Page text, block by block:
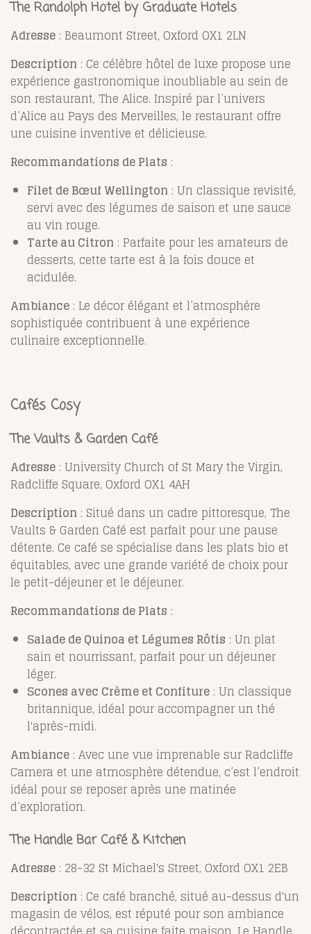
The Randolph Hotel by Graduate Hotels
Adresse : Beaumont Street, Oxford OX1 2LN
Description : Ce célèbre hôtel de luxe propose une
expérience gastronomique inoubliable au sein de
son restaurant, The Alice. Inspiré par l’univers
d’Alice au Pays des Merveilles, le restaurant offre
une cuisine inventive et délicieuse.
Recommandations de Plats :
Filet de Bœuf Wellington : Un classique revisité,
servi avec des légumes de saison et une sauce
au vin rouge.
Tarte au Citron : Parfaite pour les amateurs de
desserts, cette tarte est à la fois douce et
acidulée.
Ambiance : Le décor élégant et l’atmosphère
sophistiquée contribuent à une expérience
culinaire exceptionnelle.
Cafés Cosy
The Vaults & Garden Café
Adresse : University Church of St Mary the Virgin,
Radcliffe Square, Oxford OX1 4AH
Description : Situé dans un cadre pittoresque, The
Vaults & Garden Café est parfait pour une pause
détente. Ce café se spécialise dans les plats bio et
équitables, avec une grande variété de choix pour
le petit-déjeuner et le déjeuner.
Recommandations de Plats :
Salade de Quinoa et Légumes Rôtis : Un plat
sain et nourrissant, parfait pour un déjeuner
léger.
Scones avec Crème et Confiture : Un classique
britannique, idéal pour accompagner un thé
l'après-midi.
Ambiance : Avec une vue imprenable sur Radcliffe
Camera et une atmosphère détendue, c’est l’endroit
idéal pour se reposer après une matinée
d’exploration.
The Handle Bar Café & Kitchen
Adresse : 28-32 St Michael's Street, Oxford OX1 2EB
Description : Ce café branché, situé au-dessus d'un
magasin de vélos, est réputé pour son ambiance